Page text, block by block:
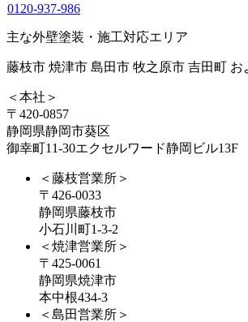
0120-937-986
主な外壁塗装・施工対応エリア
藤枝市 焼津市 島田市 牧之原市 吉田町 お
＜本社＞
〒420-0857
静岡県静岡市葵区
御幸町11-30エクセルワード静岡ビル13F
＜藤枝営業所＞
〒426-0033
静岡県藤枝市
小石川町1-3-2
＜焼津営業所＞
〒425-0061
静岡県焼津市
本中根434-3
＜島田営業所＞